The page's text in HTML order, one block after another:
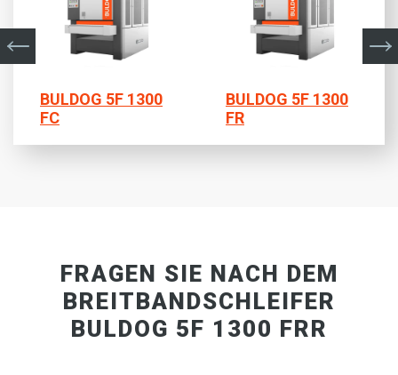
BULDOG 5F 1300
FC
BULDOG 5F 1300
FR
FRAGEN SIE NACH DEM
BREITBANDSCHLEIFER
BULDOG 5F 1300 FRR